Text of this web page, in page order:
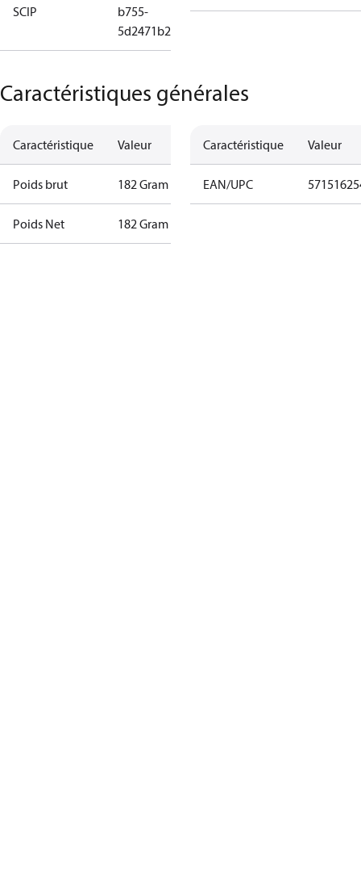
SCIP
b755-
5d2471b290da
Caractéristiques générales
Caractéristique Valeur
Poids brut 182 Gram
Poids Net 182 Gram
Caractéristique Valeur
EAN/UPC